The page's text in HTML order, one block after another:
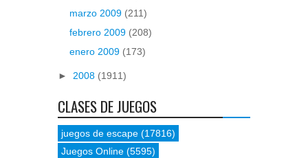
marzo 2009 (211)
febrero 2009 (208)
enero 2009 (173)
► 2008 (1911)
CLASES DE JUEGOS
juegos de escape (17816)
Juegos Online (5595)